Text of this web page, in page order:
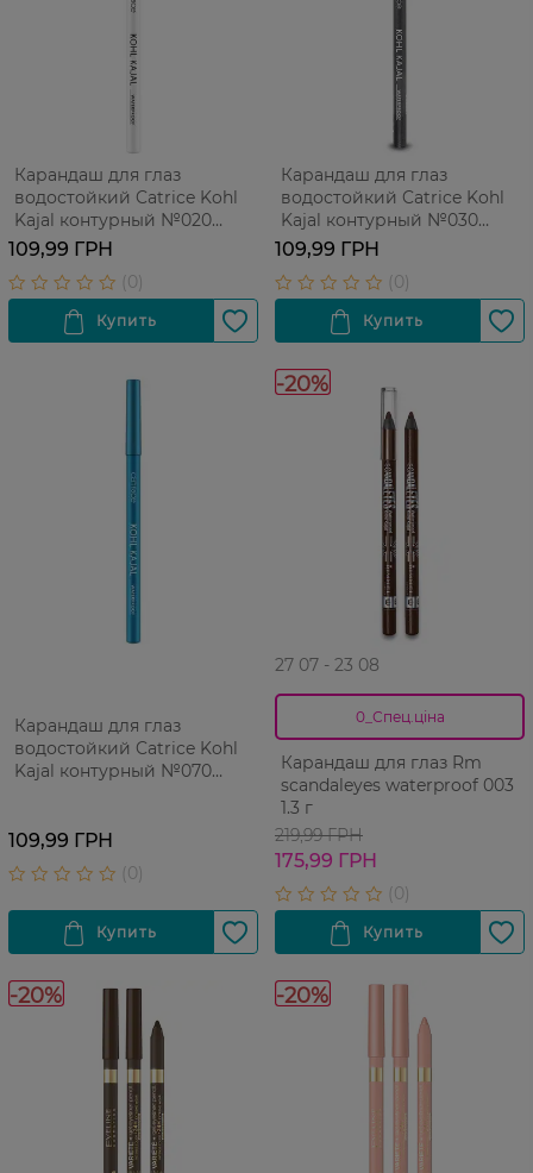
Карандаш для глаз
водостойкий Catrice Kohl
Kajal контурный №020
Tweet White 1 шт
109,99 ГРН
Карандаш для глаз
водостойкий Catrice Kohl
Kajal контурный №030
Homey Grey 1 шт
109,99 ГРН
Карандаш для глаз
водостойкий Catrice Kohl
Kajal контурный №070
109,99 ГРН
-20%
27 07 - 23 08
0_Спец.ціна
Карандаш для глаз Rm
scandaleyes waterproof 003
1.3 г
219,99 ГРН
175,99 ГРН
-20% -20%